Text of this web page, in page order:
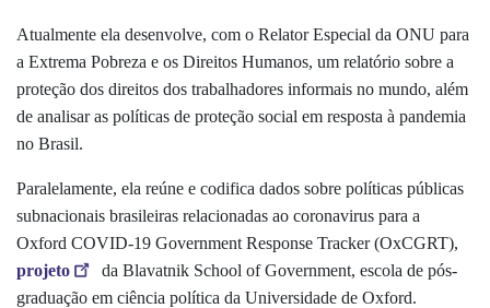
Atualmente ela desenvolve, com o Relator Especial da ONU para
a Extrema Pobreza e os Direitos Humanos, um relatório sobre a
proteção dos direitos dos trabalhadores informais no mundo, além
de analisar as políticas de proteção social em resposta à pandemia
no Brasil.
Paralelamente, ela reúne e codifica dados sobre políticas públicas
subnacionais brasileiras relacionadas ao coronavirus para a
Oxford COVID-19 Government Response Tracker (OxCGRT),
projeto
da Blavatnik School of Government, escola de pós-
graduação em ciência política da Universidade de Oxford.